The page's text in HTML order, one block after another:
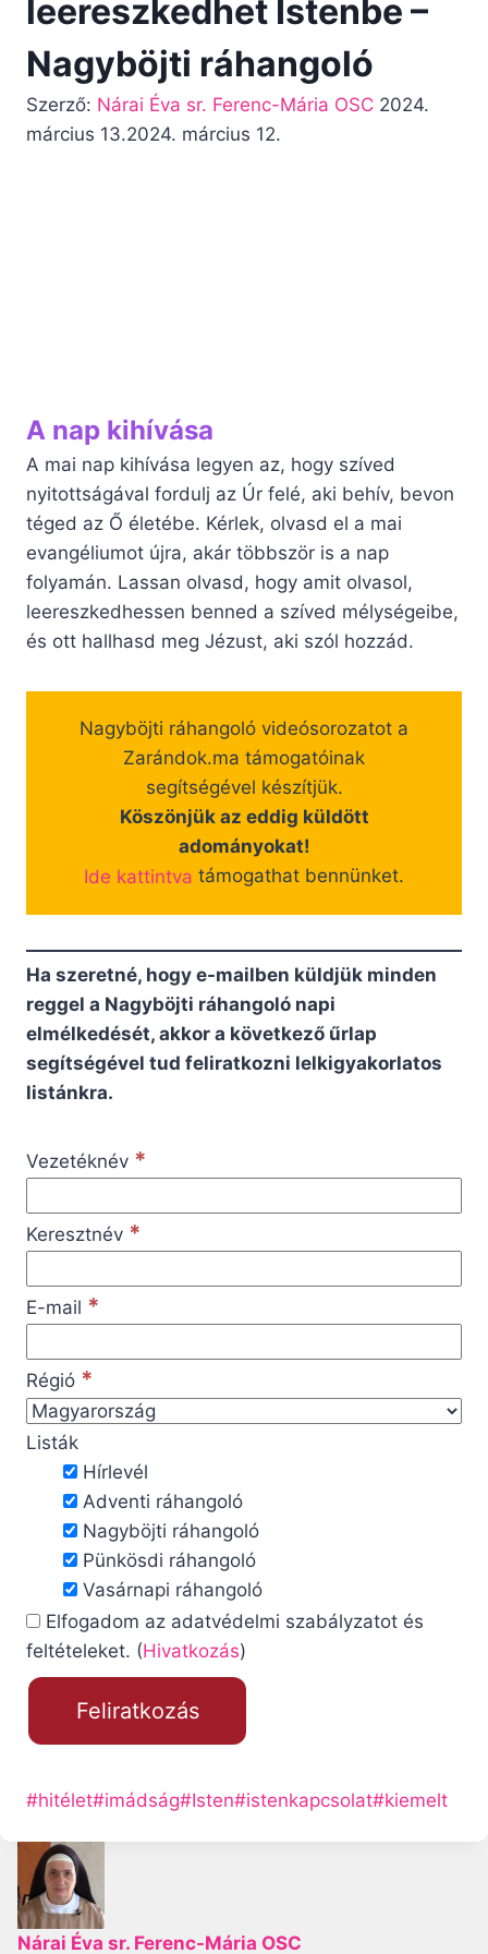
leereszkedhet Istenbe –
Nagyböjti ráhangoló
Szerző: Nárai Éva sr. Ferenc-Mária OSC 2024.
március 13.2024. március 12.
A nap kihívása
A mai nap kihívása legyen az, hogy szíved
nyitottságával fordulj az Úr felé, aki behív, bevon
téged az Ő életébe. Kérlek, olvasd el a mai
evangéliumot újra, akár többször is a nap
folyamán. Lassan olvasd, hogy amit olvasol,
leereszkedhessen benned a szíved mélységeibe,
és ott hallhasd meg Jézust, aki szól hozzád.
Nagyböjti ráhangoló videósorozatot a
Zarándok.ma támogatóinak
segítségével készítjük.
Köszönjük az eddig küldött
adományokat!
Ide kattintva támogathat bennünket.
Ha szeretné, hogy e-mailben küldjük minden
reggel a Nagyböjti ráhangoló napi
elmélkedését, akkor a következő űrlap
segítségével tud feliratkozni lelkigyakorlatos
listánkra.
Vezetéknév *
Keresztnév *
E-mail *
Régió *
Listák
Hírlevél
Adventi ráhangoló
Nagyböjti ráhangoló
Pünkösdi ráhangoló
Vasárnapi ráhangoló
Elfogadom az adatvédelmi szabályzatot és
feltételeket. (Hivatkozás)
P
t
T
a
#hitélet#imádság#Isten#istenkapcsolat#kiemelt
Nárai Éva sr. Ferenc-Mária OSC